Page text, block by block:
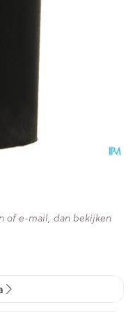
of e-mail, dan bekijken